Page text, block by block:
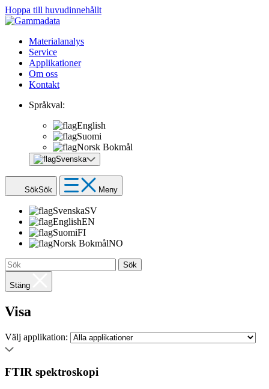
Hoppa till huvudinnehållt
Materialanalys
Service
Applikationer
Om oss
Kontakt
Språkval:
English
Suomi
Norsk Bokmål
Svenska
SökSök Meny
SvenskaSV
EnglishEN
SuomiFI
Norsk BokmålNO
Sök
Stäng
Visa
Välj applikation:
FTIR spektroskopi